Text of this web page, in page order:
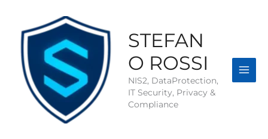
contenuto
STEFAN
O ROSSI
NIS2, DataProtection,
IT Security, Privacy &
Compliance